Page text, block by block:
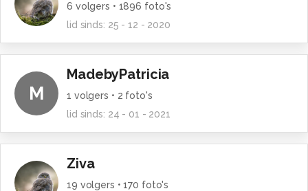
6 volgers • 1896 foto's
lid sinds: 25 - 12 - 2020
M
MadebyPatricia
1 volgers • 2 foto's
lid sinds: 24 - 01 - 2021
Ziva
19 volgers •170 foto's